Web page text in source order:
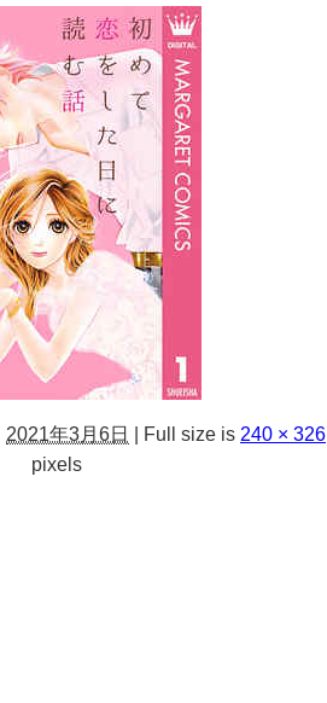
2021年3月6日 Full size is 240 × 326
pixels